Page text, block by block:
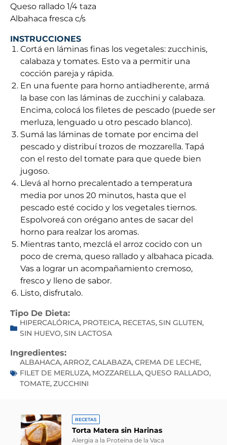
Queso rallado 1/4 taza
Albahaca fresca c/s
INSTRUCCIONES
Cortá en láminas finas los vegetales: zucchinis,
calabaza y tomates. Esto va a permitir una
cocción pareja y rápida.
En una fuente para horno antiadherente, armá
la base con las láminas de zucchini y calabaza.
Encima, colocá los filetes de pescado (puede ser
merluza, lenguado u otro pescado blanco).
Sumá las láminas de tomate por encima del
pescado y distribuí trozos de mozzarella. Tapá
con el resto del tomate para que quede bien
jugoso.
Llevá al horno precalentado a temperatura
media por unos 20 minutos, hasta que el
pescado esté cocido y los vegetales tiernos.
Espolvoreá con orégano antes de sacar del
horno para realzar los aromas.
Mientras tanto, mezclá el arroz cocido con un
poco de crema, queso rallado y albahaca picada.
Vas a lograr un acompañamiento cremoso,
fresco y lleno de sabor.
Listo, disfrutalo.
Tipo De Dieta:
HIPERCALÓRICA, PROTEICA, RECETAS,SIN GLUTEN,
SIN HUEVO,SIN LACTOSA
Ingredientes:
ALBAHACA,ARROZ,CALABAZA,CREMA DE LECHE,
FILET DE MERLUZA, MOZZARELLA,QUESO RALLADO,
TOMATE,ZUCCHINI
RECETAS
Torta Matera sin Harinas
Alergia a la Proteína de la Vaca